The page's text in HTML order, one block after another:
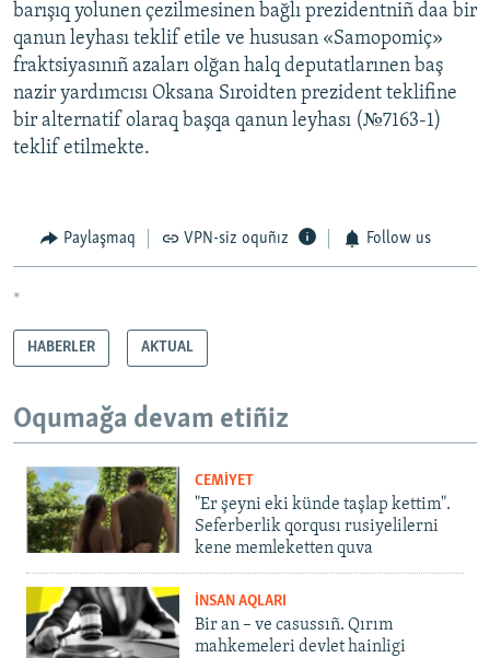
barışıq yolunen çezilmesinen bağlı prezidentniñ daa bir
qanun leyhası teklif etile ve hususan «Samopomiç»
fraktsiyasınıñ azaları olğan halq deputatlarınen baş
nazir yardımcısı Oksana Sıroidten prezident teklifine
bir alternatif olaraq başqa qanun leyhası (№7163-1)
teklif etilmekte.
Paylaşmaq VPN-siz oquñız Follow us
*
HABERLER AKTUAL
Oqumağa devam etiñiz
CEMİYET
"Er şeyni eki künde taşlap kettim".
Seferberlik qorqusı rusiyelilerni
kene memleketten quva
İNSAN AQLARI
Bir an – ve casussıñ. Qırım
mahkemeleri devlet hainligi